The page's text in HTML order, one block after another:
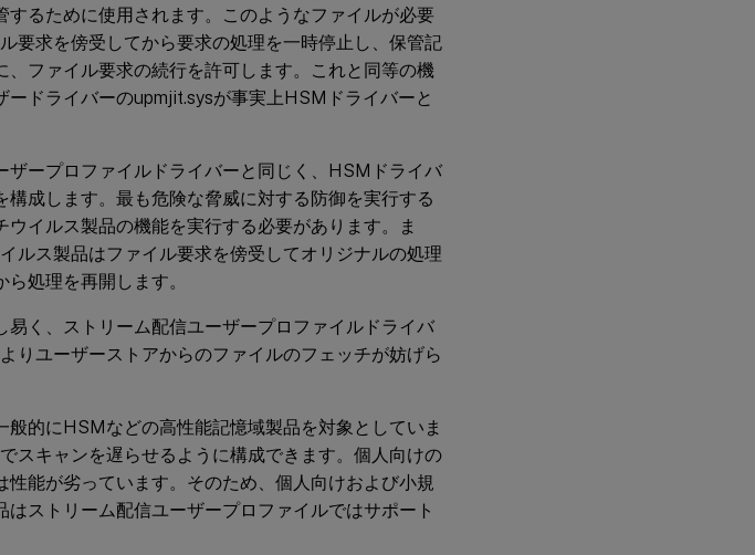
るために使用されます。このようなファイルが必要
要求を傍受してから要求の処理を一時停止し、保管記
ファイル要求の続行を許可します。これと同等の機
ドライバーのupmjit.sysが事実上HSMドライバーと
ザープロファイルドライバーと同じく、HSMドライバ
成します。最も危険な脅威に対する防御を実行する
イルス製品の機能を実行する必要があります。ま
ルス製品はファイル要求を傍受してオリジナルの処理
処理を再開します。
く、ストリーム配信ユーザープロファイルドライバ
りユーザーストアからのファイルのフェッチが妨げら
的にHSMなどの高性能記憶域製品を対象としていま
スキャンを遅らせるように構成できます。個人向けの
能が劣っています。そのため、個人向けおよび小規
ストリーム配信ユーザープロファイルではサポート